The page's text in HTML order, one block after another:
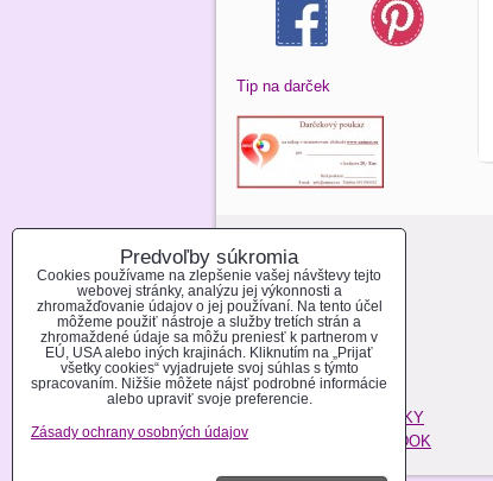
Tip na darček
O NAKUPOVANÍ:
REGISTROVAŤ SA
AKO NAKUPOVAŤ
MOŽNOSTI PLATBY
MOŽNOSTI DOPRAVY
POŠTOVÉ NÁKLADY
OBCHODNÉ PODMIENKY
REKLAMAČNÝ PORIADOK
Predvoľby súkromia
Cookies používame na zlepšenie vašej návštevy tejto
webovej stránky, analýzu jej výkonnosti a
zhromažďovanie údajov o jej používaní. Na tento účel
môžeme použiť nástroje a služby tretích strán a
zhromaždené údaje sa môžu preniesť k partnerom v
EÚ, USA alebo iných krajinách. Kliknutím na „Prijať
všetky cookies“ vyjadrujete svoj súhlas s týmto
spracovaním. Nižšie môžete nájsť podrobné informácie
alebo upraviť svoje preferencie.
Zásady ochrany osobných údajov